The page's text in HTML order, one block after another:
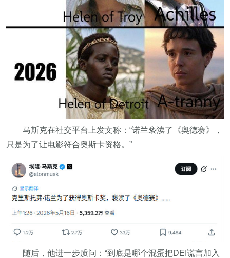
马斯克在社交平台上发文称：“诺兰亵渎了《奥德赛》，
只是为了让电影符合奥斯卡资格。”
随后，他进一步质问：“到底是哪个混蛋把DEI谎言加入